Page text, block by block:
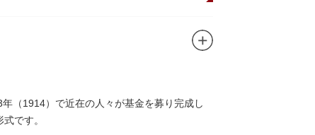
（1914）で近在の人々が基金を募り完成し
です。